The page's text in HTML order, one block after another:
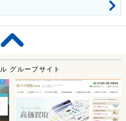
グループサイト